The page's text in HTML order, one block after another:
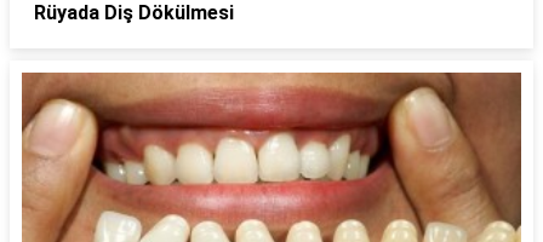
Rüyada Diş Dökülmesi